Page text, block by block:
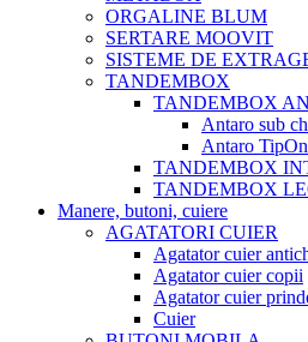
ORGALINE BLUM
SERTARE MOOVIT
SISTEME DE
TANDEMBOX
TANDEMBOX
Antaro sub
Antaro
TANDEMBOX
TANDEMBOX
Manere, butoni, cuiere
AGATATORI CUIER
Agatator cuier
Agatator cuier copii
Agatator cuier
Cuier